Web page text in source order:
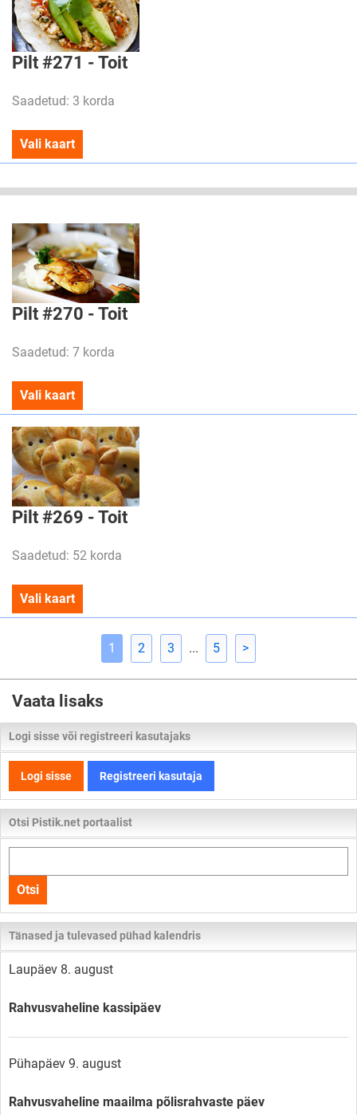
Pilt #271 - Toit
Saadetud: 3 korda
Vali kaart
Pilt #270 - Toit
Saadetud: 7 korda
Vali kaart
Pilt #269 - Toit
Saadetud: 52 korda
Vali kaart
1 2 3 ... 5 >
Vaata lisaks
Logi sisse või registreeri kasutajaks
Logi sisse Registreeri kasutaja
Otsi Pistik.net portaalist
kogu
lehelt
Otsi
Tänased ja tulevased pühad kalendris
Laupäev 8. august
Rahvusvaheline kassipäev
Pühapäev 9. august
Rahvusvaheline maailma põlisrahvaste päev